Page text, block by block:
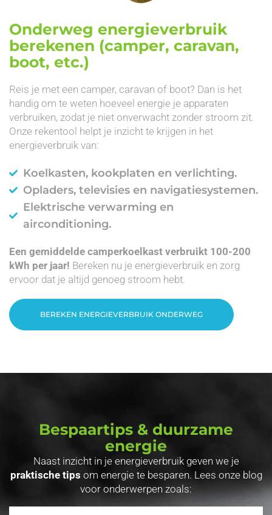
Onderweg energieverbruik
berekenen (camper, caravan,
boot, etc.)
Reis je met een camper, caravan of boot? Dan is het
handig om te weten hoeveel energie je apparaten
verbruiken, zodat je niet onverwacht zonder stroom zit.
Onze rekentool helpt je inzicht te krijgen in het
energieverbruik van:
Koelkasten, kookplaten en verlichting.
Opladers, televisies en navigatiesystemen.
Elektrische verwarming en
airconditioning.
Een gemiddelde camperkoelkast verbruikt 100-200
kWh per jaar! Bereken nu je energieverbruik en zorg
ervoor dat je altijd genoeg stroom hebt.
BEREKEN ENERGIEVERBRUIK ONDERWEG
Bespaartips & duurzame
energie
Naast inzicht in je energieverbruik geven we je
praktische tips om energie te besparen. Lees onze blog
voor onderwerpen zoals: